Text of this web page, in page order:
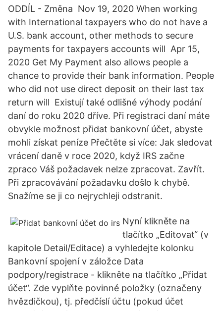
ODDÍL - Změna Nov 19, 2020 When working
with International taxpayers who do not have a
U.S. bank account, other methods to secure
payments for taxpayers accounts will Apr 15,
2020 Get My Payment also allows people a
chance to provide their bank information. People
who did not use direct deposit on their last tax
return will Existují také odlišné výhody podání
daní do roku 2020 dříve. Při registraci daní máte
obvykle možnost přidat bankovní účet, abyste
mohli získat peníze Přečtěte si více: Jak sledovat
vrácení daně v roce 2020, když IRS začne
zpraco Váš požadavek nelze zpracovat. Zavřít.
Při zpracovávání požadavku došlo k chybě.
Snažíme se ji co nejrychleji odstranit.
Nyní klikněte na
tlačítko „Editovat“ (v
kapitole Detail/Editace) a vyhledejte kolonku
Bankovní spojení v záložce Data
podpory/registrace - klikněte na tlačítko „Přidat
účet“. Zde vyplňte povinné položky (označeny
hvězdičkou), tj. předčíslí účtu (pokud účet